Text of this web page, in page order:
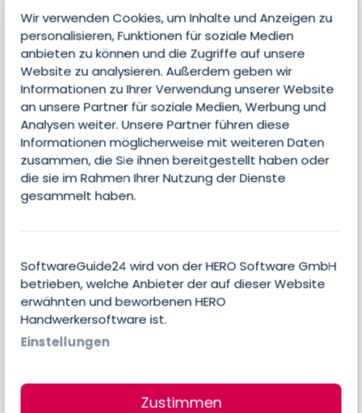
Wir verwenden Cookies, um Inhalte und Anzeigen zu
personalisieren, Funktionen für soziale Medien
anbieten zu können und die Zugriffe auf unsere
Website zu analysieren. Außerdem geben wir
Informationen zu Ihrer Verwendung unserer Website
an unsere Partner für soziale Medien, Werbung und
Analysen weiter. Unsere Partner führen diese
Informationen möglicherweise mit weiteren Daten
zusammen, die Sie ihnen bereitgestellt haben oder
die sie im Rahmen Ihrer Nutzung der Dienste
gesammelt haben.
SoftwareGuide24 wird von der HERO Software GmbH
betrieben, welche Anbieter der auf dieser Website
erwähnten und beworbenen HERO
Handwerkersoftware ist.
Einstellungen
Zustimmen
Produktreihe
Zeiterfassung
Edition
TIC
Branche
Handwerk / Dienstleister
Einsatzbereich
Handwerkersoftware
Features